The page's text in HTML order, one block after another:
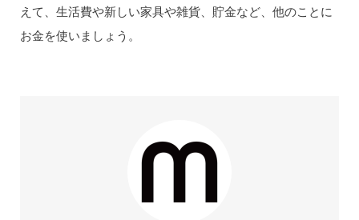
えて、生活費や新しい家具や雑貨、貯金など、他のことに
お金を使いましょう。